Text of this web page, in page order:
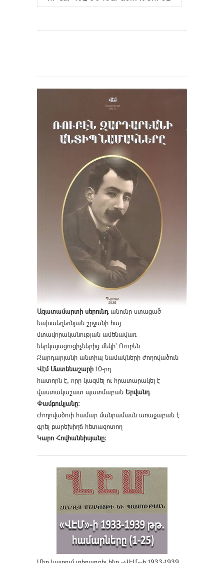
Ազատամարտի սերունդանունը ստացած
նախաեղեռնյան շրջանի հայ
մտավորականության ամենավառ
ներկայացուցիչներից մեկի՝ Ռուբեն
Զարդարյանի անտիպ նամակների ժողովածուն
Վէմ Մատենաշարի 10-րդ
հատորն է, որը կազմել ու հրատարակել է
վաստակաշատ պատմաբան Երվանդ
Փամբուկյանը։
Ժողովածուի համար մանրամասն առաջաբան է
գրել բարեխիղճ հետազոտող
Կարո Հովհաննիսյանը։